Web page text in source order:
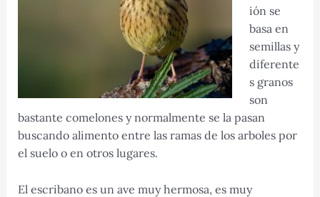
ión se
basa en
semillas y
diferente
s granos
son
bastante comelones y normalmente se la pasan
buscando alimento entre las ramas de los arboles por
el suelo o en otros lugares.
El escribano es un ave muy hermosa, es muy